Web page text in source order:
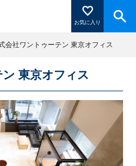
お気に入り
り登録」を押すと登録した
る
会社ワントゥーテン 東京オフィス
東京オフィス